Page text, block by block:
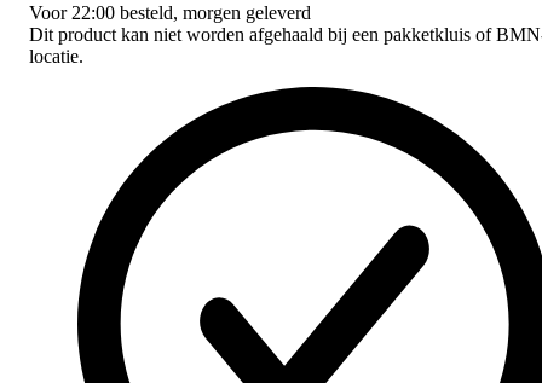
Voor 22:00 besteld, morgen geleverd
Dit product kan niet worden afgehaald bij een pakketkluis of
locatie.